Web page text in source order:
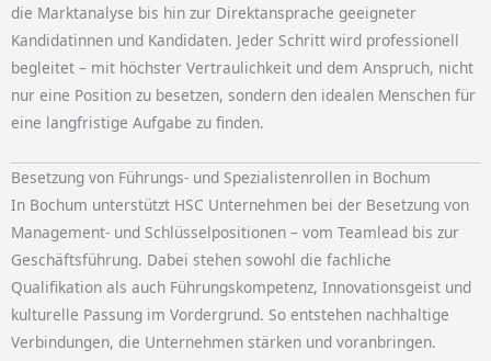
die Marktanalyse bis hin zur Direktansprache geeigneter
Kandidatinnen und Kandidaten. Jeder Schritt wird professionell
begleitet – mit höchster Vertraulichkeit und dem Anspruch, nicht
nur eine Position zu besetzen, sondern den idealen Menschen für
eine langfristige Aufgabe zu finden.
Besetzung von Führungs- und Spezialistenrollen in Bochum
In Bochum unterstützt HSC Unternehmen bei der Besetzung von
Management- und Schlüsselpositionen – vom Teamlead bis zur
Geschäftsführung. Dabei stehen sowohl die fachliche
Qualifikation als auch Führungskompetenz, Innovationsgeist und
kulturelle Passung im Vordergrund. So entstehen nachhaltige
Verbindungen, die Unternehmen stärken und voranbringen.